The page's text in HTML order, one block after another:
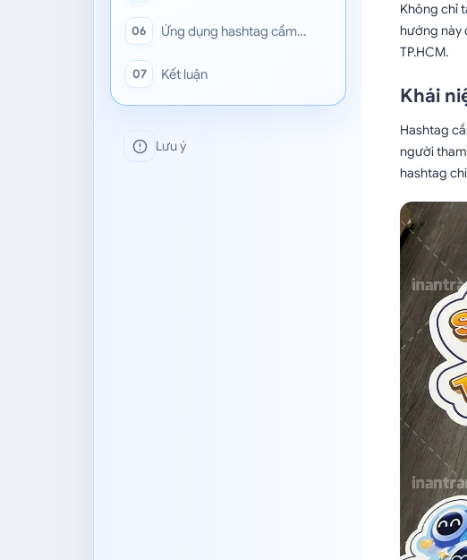
06 Ứng dụng hashtag cầm…
07 Kết luận
Lưu ý
Không chỉ
hướng này
TP.HCM.
Khái
Hashtag
người
hashtag